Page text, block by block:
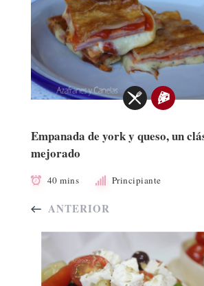
Empanada de york y queso, un
mejorado
40 mins Principiante
ANTERIOR